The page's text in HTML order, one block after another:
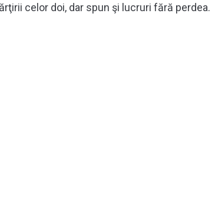
celor doi, dar spun şi lucruri fără perdea.